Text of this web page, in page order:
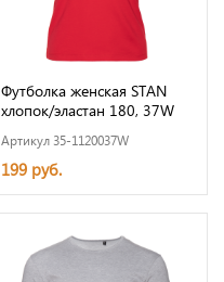
Футболка женская STAN
хлопок/эластан 180, 37W
Артикул 35-1120037W
199 руб.